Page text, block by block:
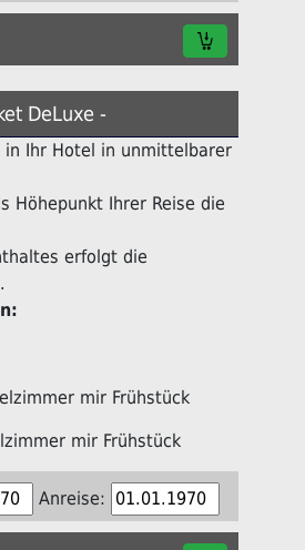
DeLuxe -
in Ihr Hotel in unmittelbarer
Höhepunkt Ihrer Reise die
erfolgt die
mir Frühstück
mir Frühstück
Anreise: